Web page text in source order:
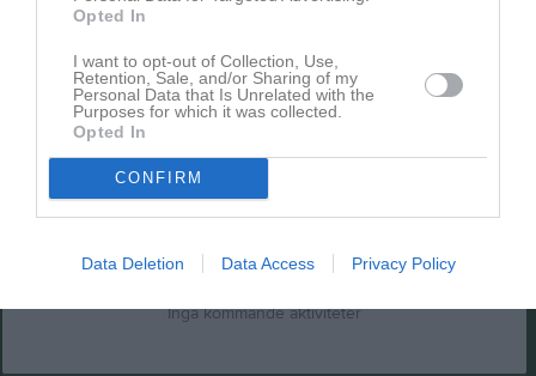
Opted In
I want to opt-out of Collection, Use,
Retention, Sale, and/or Sharing of my
Personal Data that Is Unrelated with the
Purposes for which it was collected.
Opted In
CONFIRM
Data Deletion Data Access Privacy Policy
Inget album finns skapat
Logga in som administratör och skapa ert första album
Inga kommande aktiviteter